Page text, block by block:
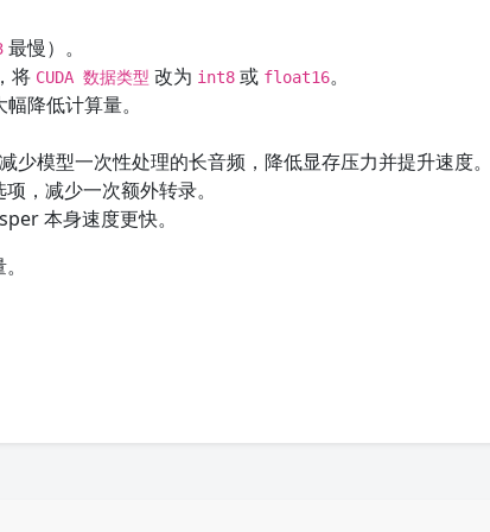
最慢）。
将 CUDA 数据类型 改为 int8 或 float16。
降低计算量。
少模型一次性处理的长音频，降低显存压力并提升速度
项，减少一次额外转录。
本身速度更快。